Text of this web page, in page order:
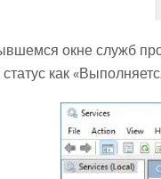
окне служб
как